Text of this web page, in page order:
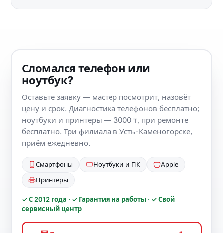
Сломался телефон или
ноутбук?
Оставьте заявку — мастер посмотрит, назовёт
цену и срок. Диагностика телефонов бесплатно;
ноутбуки и принтеры — 3000 ₸, при ремонте
бесплатно. Три филиала в Усть-Каменогорске,
приём ежедневно.
Смартфоны Ноутбуки и ПК
Apple
Принтеры
✓ С 2012 года · ✓ Гарантия на работы · ✓ Свой
сервисный центр